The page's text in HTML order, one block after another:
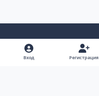
Light ModeDark ModeSystem Preference
Вход Регистрация